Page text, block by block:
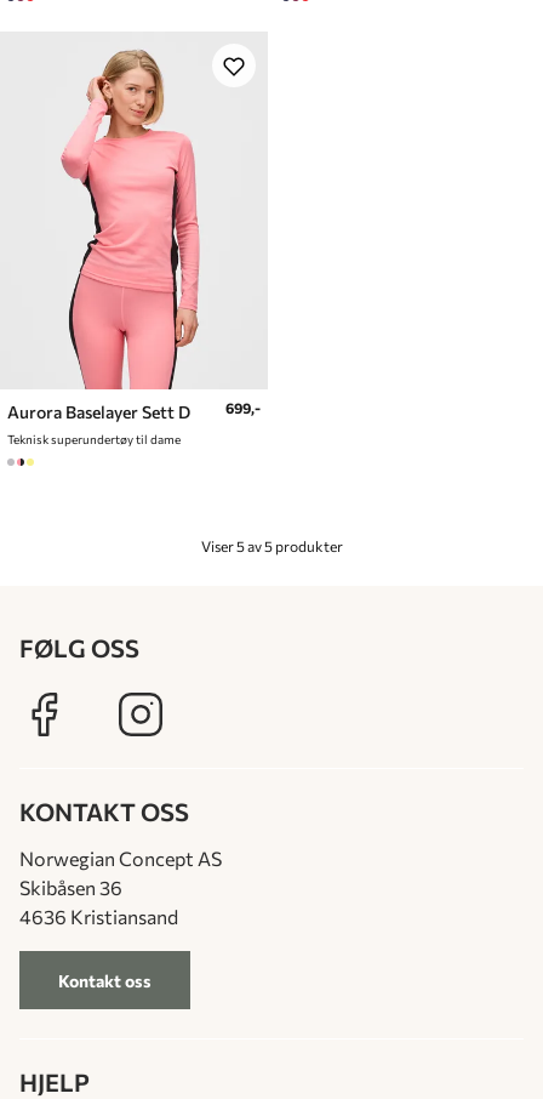
Aurora Baselayer Sett D
Teknisk superundertøy til dame
699,-
Viser 5 av 5 produkter
FØLG OSS
KONTAKT OSS
Norwegian Concept AS
Skibåsen 36
4636 Kristiansand
Kontakt oss
HJELP